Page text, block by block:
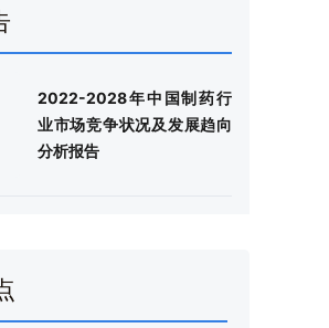
2022-2028年中国制药行
业市场竞争状况及发展趋向
分析报告